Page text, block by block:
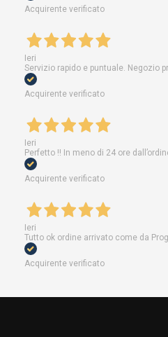
Acquirente verificato
Ieri
Servizio rapido e puntuale. Negozio
Acquirente verificato
Ieri
Perfetto !! In meno di 24 ore
Acquirente verificato
Ieri
Tutto ok ordine arrivato come da
Acquirente verificato